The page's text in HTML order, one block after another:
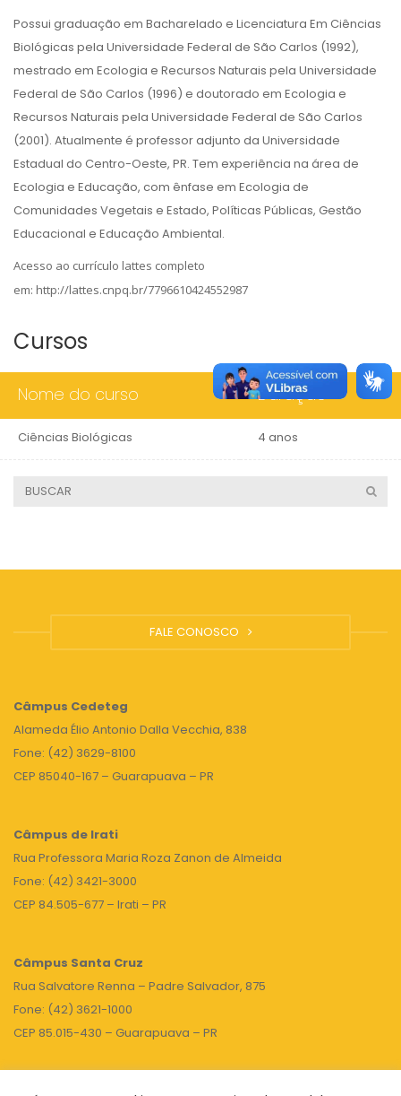
Possui graduação em Bacharelado e Licenciatura Em Ciências
Biológicas pela Universidade Federal de São Carlos (1992),
mestrado em Ecologia e Recursos Naturais pela Universidade
Federal de São Carlos (1996) e doutorado em Ecologia e
Recursos Naturais pela Universidade Federal de São Carlos
(2001). Atualmente é professor adjunto da Universidade
Estadual do Centro-Oeste, PR. Tem experiência na área de
Ecologia e Educação, com ênfase em Ecologia de
Comunidades Vegetais e Estado, Políticas Públicas, Gestão
Educacional e Educação Ambiental.
Acesso ao currículo lattes completo
em: http://lattes.cnpq.br/7796610424552987
Cursos
Nome do curso Duração
Ciências Biológicas 4 anos
FALE CONOSCO
Câmpus Cedeteg
Alameda Élio Antonio Dalla Vecchia, 838
Fone: (42) 3629-8100
CEP 85040-167 – Guarapuava – PR
Câmpus de Irati
Rua Professora Maria Roza Zanon de Almeida
Fone: (42) 3421-3000
CEP 84.505-677 – Irati – PR
Câmpus Santa Cruz
Rua Salvatore Renna – Padre Salvador, 875
Fone: (42) 3621-1000
CEP 85.015-430 – Guarapuava – PR